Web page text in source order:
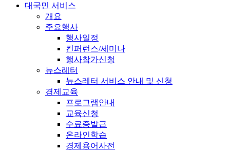
대국민 서비스
개요
주요행사
행사일정
컨퍼런스/세미나
행사참가신청
뉴스레터
뉴스레터 서비스 안내 및 신청
경제교육
프로그램안내
교육신청
수료증발급
온라인학습
경제용어사전